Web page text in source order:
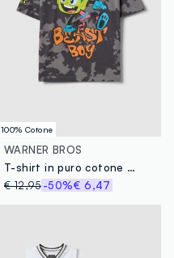
100% Cotone
WARNER BROS
T-shirt in puro cotone grigio da bambino regular fit con stampa
€ 12,95 -50%€ 6,47